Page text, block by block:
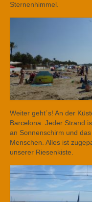
Sternenhimmel.
Weiter geht´s! An der
Barcelona. Jeder Strand
an Sonnenschirm und
Menschen. Alles ist
unserer Riesenkiste.